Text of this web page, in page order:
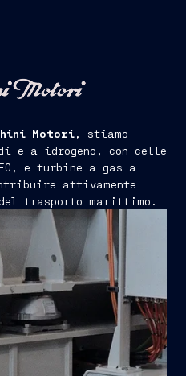
Motori, stiamo
e a idrogeno, con celle
e turbine a gas a
attivamente
trasporto marittimo.